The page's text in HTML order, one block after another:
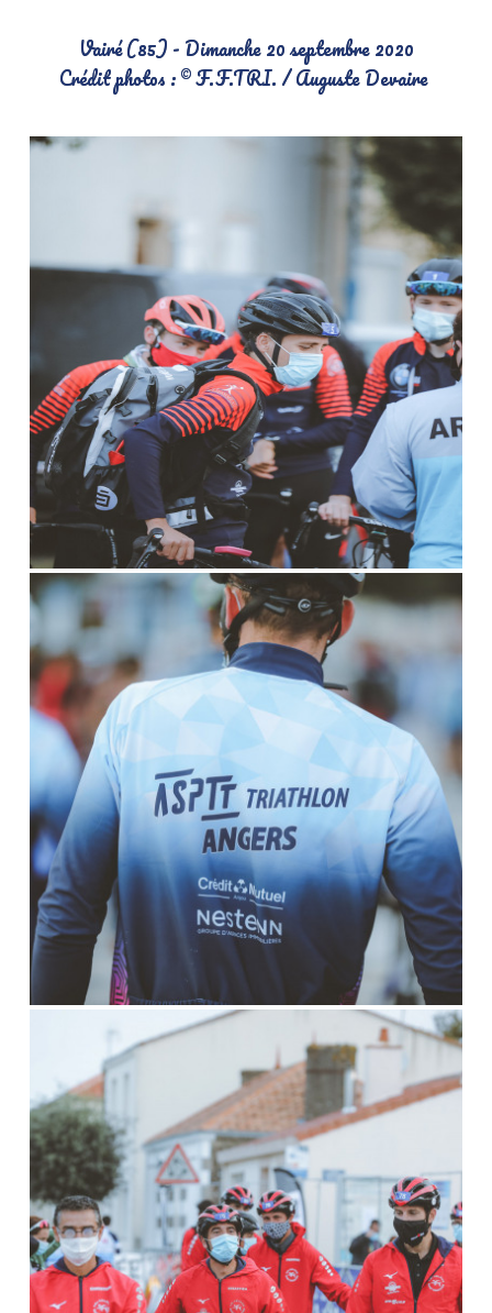
Vairé (85) - Dimanche 20 septembre 2020
Crédit photos : © F.F.TRI. / Auguste Devaire